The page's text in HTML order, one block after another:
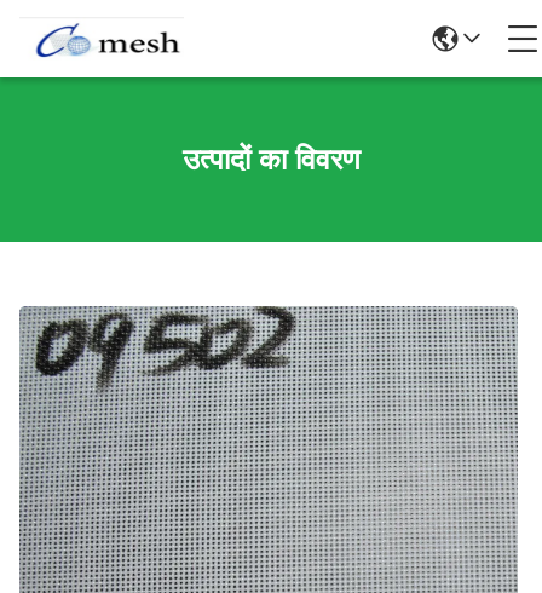
उत्पादों का विवरण